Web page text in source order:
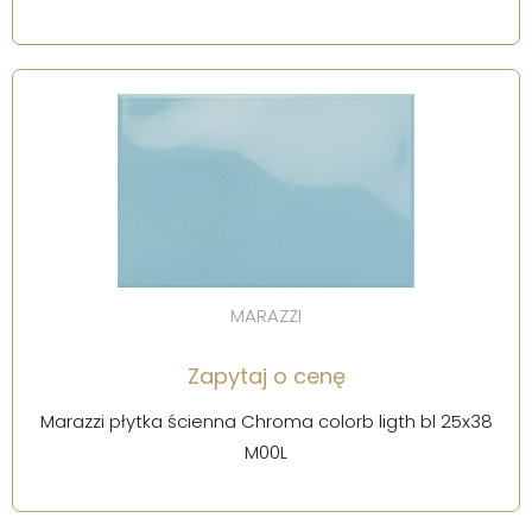
MARAZZI
Zapytaj o cenę
Marazzi płytka ścienna Chroma colorb ligth bl 25x38
M00L